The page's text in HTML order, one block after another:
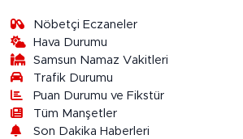
Nöbetçi Eczaneler
Hava Durumu
Samsun Namaz Vakitleri
Trafik Durumu
Puan Durumu ve Fikstür
Tüm Manşetler
Son Dakika Haberleri